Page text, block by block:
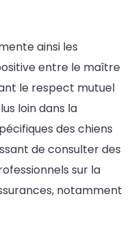
ainsi les
entre le maître
le respect mutuel
loin dans la
des chiens
de consulter des
sur la
notamment